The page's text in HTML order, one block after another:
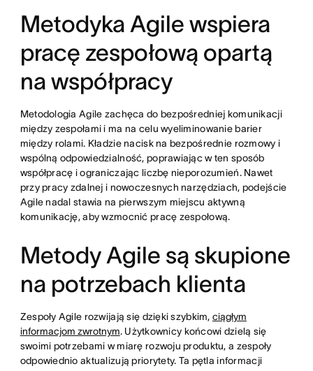
Metodyka Agile wspiera
pracę zespołową opartą
na współpracy
Metodologia Agile zachęca do bezpośredniej komunikacji
między zespołami i ma na celu wyeliminowanie barier
między rolami. Kładzie nacisk na bezpośrednie rozmowy i
wspólną odpowiedzialność, poprawiając w ten sposób
współpracę i ograniczając liczbę nieporozumień. Nawet
przy pracy zdalnej i nowoczesnych narzędziach, podejście
Agile nadal stawia na pierwszym miejscu aktywną
komunikację, aby wzmocnić pracę zespołową.
Metody Agile są skupione
na potrzebach klienta
Zespoły Agile rozwijają się dzięki szybkim, ciągłym
informacjom zwrotnym. Użytkownicy końcowi dzielą się
swoimi potrzebami w miarę rozwoju produktu, a zespoły
odpowiednio aktualizują priorytety. Ta pętla informacji